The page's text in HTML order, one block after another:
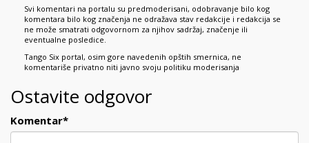
Svi komentari na portalu su predmoderisani, odobravanje bilo kog
komentara bilo kog značenja ne odražava stav redakcije i redakcija se
ne može smatrati odgovornom za njihov sadržaj, značenje ili
eventualne posledice.
Tango Six portal, osim gore navedenih opštih smernica, ne
komentariše privatno niti javno svoju politiku moderisanja
Ostavite odgovor
Komentar*